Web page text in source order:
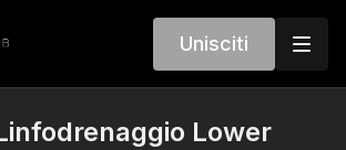
Unisciti
Lower